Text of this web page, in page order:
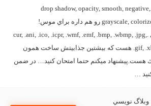
كاري كنيد .حتي افكتهاي drop shadow, opacity, smooth, negative,
grayscale, colorize, rotate, roll and mirror رو هم داره براي موس!
خروجيش هم با فرمتهاي .cur, .ani, .ico, .icpr, .wmf, .emf, .bmp, .wbmp, .jpg,
.gif, .xbm, .xpm and .png files هست كه بيشتين جذابيتش ساخت همون
ميكنم حتما امتحان كنيد… در ضمن
…
وبلاگ نويسي